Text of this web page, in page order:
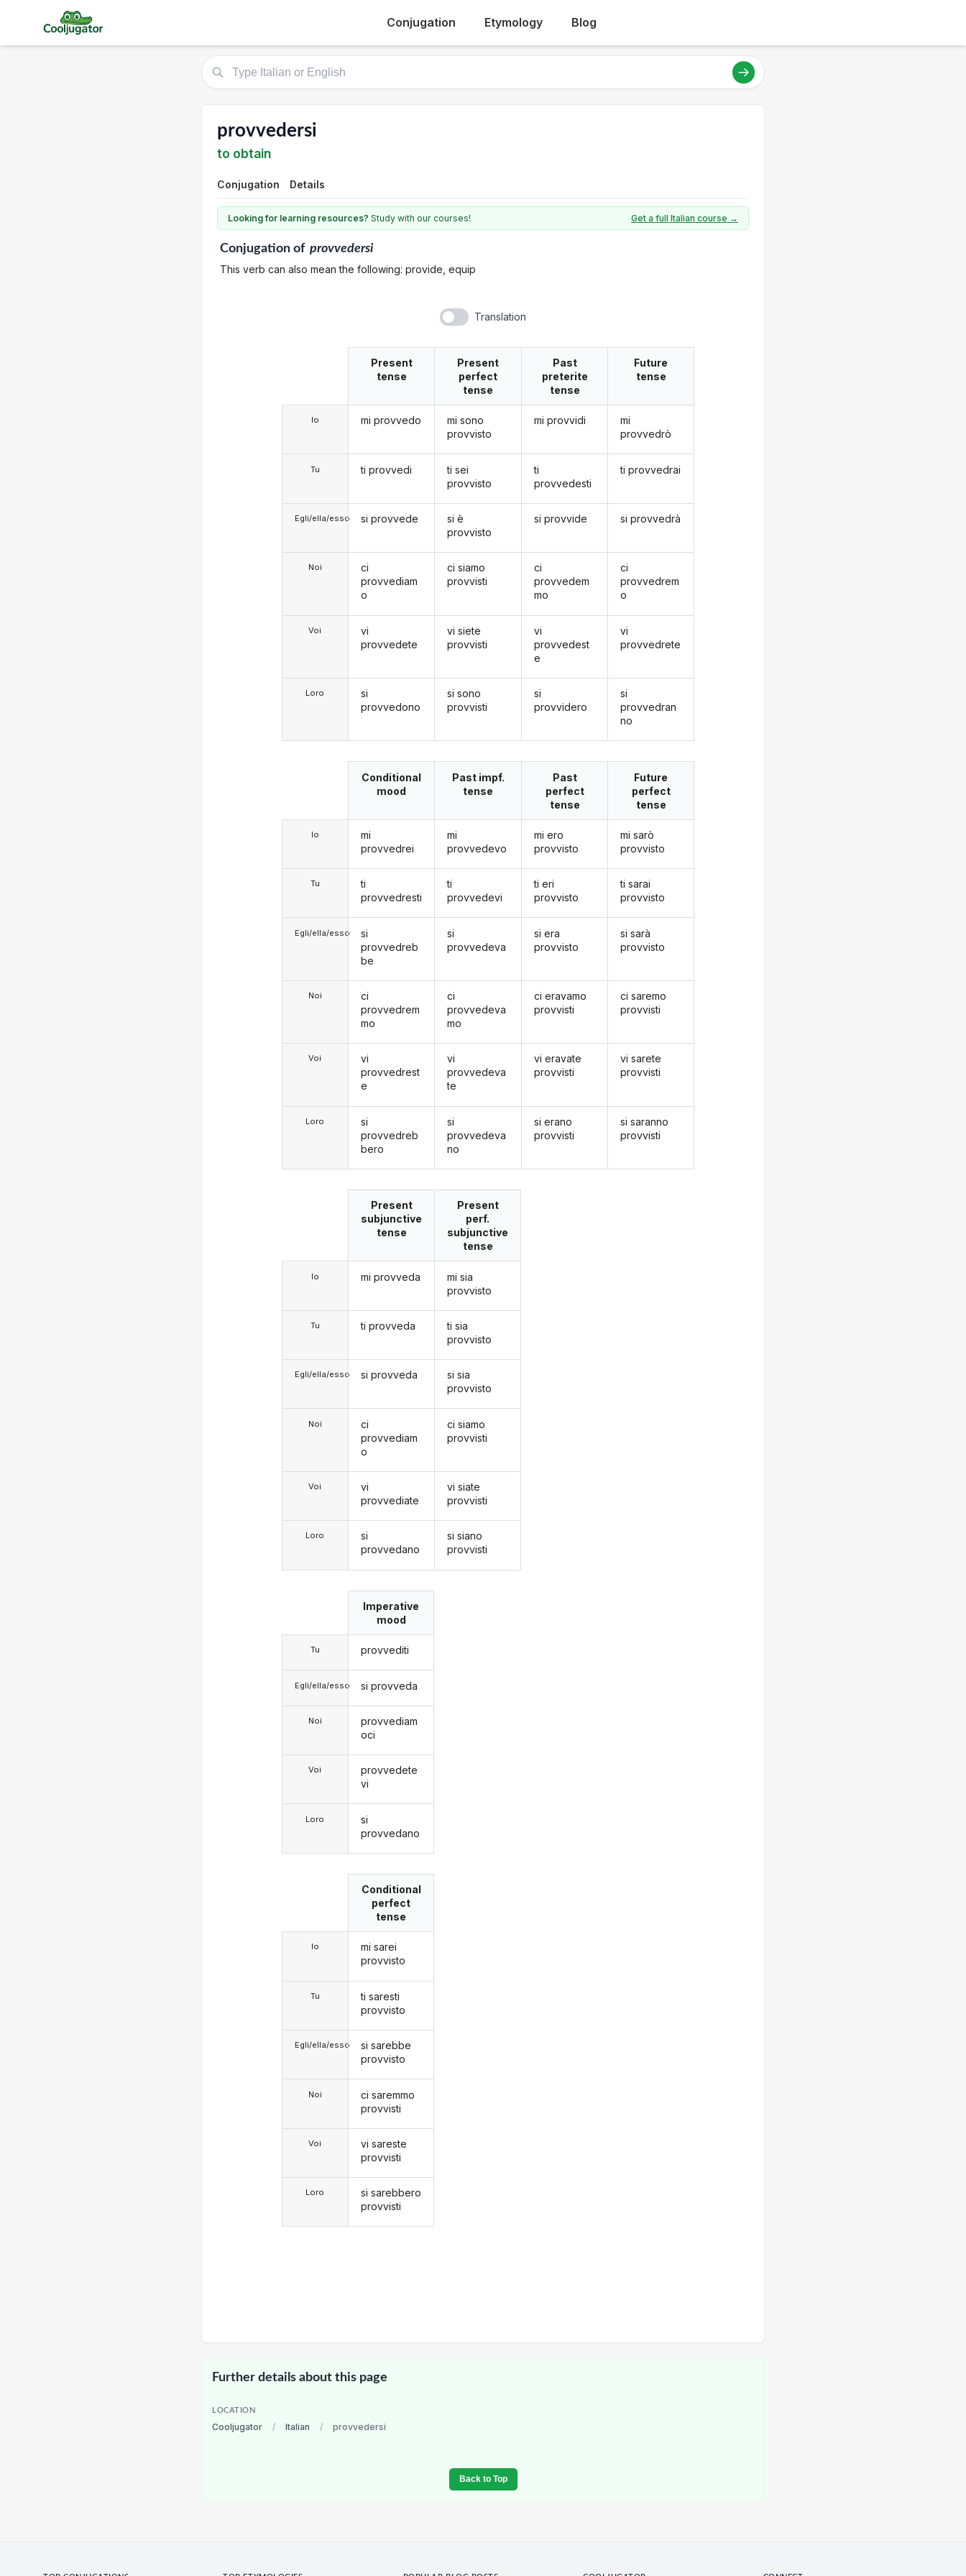
Conjugation Etymology Blog
provvedersi
to obtain
Conjugation Details
Looking for learning resources? Study with our courses! Get a full Italian course →
Conjugationof provvedersi
This verb can also mean the following: provide, equip
Translation
Io
Tu
Egli/ella/esso
Noi
Voi
Loro
Present
tense
mi provvedo
ti provvedi
si provvede
ci
provvediam
o
vi
provvedete
si
provvedono
Present
perfect
tense
mi sono
provvisto
ti sei
provvisto
si è
provvisto
ci siamo
provvisti
vi siete
provvisti
si sono
provvisti
Past
preterite
tense
mi provvidi
ti
provvedesti
si provvide
ci
provvedem
mo
vi
provvedest
e
si
provvidero
Future
tense
mi
provvedrò
ti provvedrai
si provvedrà
ci
provvedrem
o
vi
provvedrete
si
provvedran
no
Io
Tu
Egli/ella/esso
Noi
Voi
Loro
Conditional
mood
mi
provvedrei
ti
provvedresti
si
provvedreb
be
ci
provvedrem
mo
vi
provvedrest
e
si
provvedreb
bero
Past impf.
tense
mi
provvedevo
ti
provvedevi
si
provvedeva
ci
provvedeva
mo
vi
provvedeva
te
si
provvedeva
no
Past
perfect
tense
mi ero
provvisto
ti eri
provvisto
si era
provvisto
ci eravamo
provvisti
vi eravate
provvisti
si erano
provvisti
Future
perfect
tense
mi sarò
provvisto
ti sarai
provvisto
si sarà
provvisto
ci saremo
provvisti
vi sarete
provvisti
si saranno
provvisti
Io
Tu
Egli/ella/esso
Noi
Voi
Loro
Present
subjunctive
tense
mi provveda
ti provveda
si provveda
ci
provvediam
o
vi
provvediate
si
provvedano
Present
perf.
subjunctive
tense
mi sia
provvisto
ti sia
provvisto
si sia
provvisto
ci siamo
provvisti
vi siate
provvisti
si siano
provvisti
Tu
Egli/ella/esso
Noi
Voi
Loro
Imperative
mood
provvediti
si provveda
provvediam
oci
provvedete
vi
si
provvedano
Io
Tu
Egli/ella/esso
Noi
Voi
Loro
Conditional
perfect
tense
mi sarei
provvisto
ti saresti
provvisto
si sarebbe
provvisto
ci saremmo
provvisti
vi sareste
provvisti
si sarebbero
provvisti
Further details about this page
LOCATION
Cooljugator / Italian / provvedersi
Back to Top